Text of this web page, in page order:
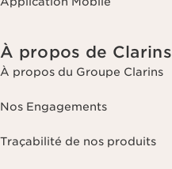
À propos de Clarins
À propos du Groupe Clarins
Nos Engagements
Traçabilité de nos produits